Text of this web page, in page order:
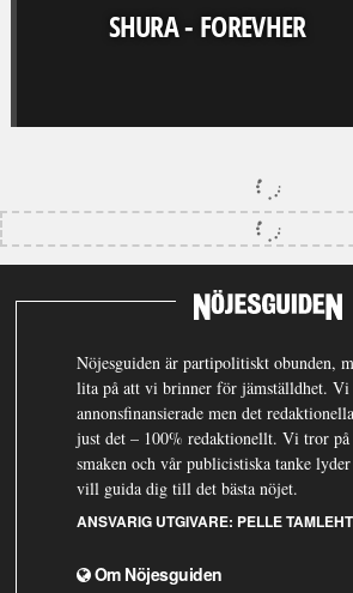
SHURA - FOREVHER
Nöjesguiden är partipolitiskt obunden,
lita på att vi brinner för jämställdhet. Vi
annonsfinansierade men det
just det – 100% redaktionellt. Vi tror på
smaken och vår publicistiska tanke
vill guida dig till det bästa nöjet.
ANSVARIG UTGIVARE: PELLE TAMLEHT
Om Nöjesguiden